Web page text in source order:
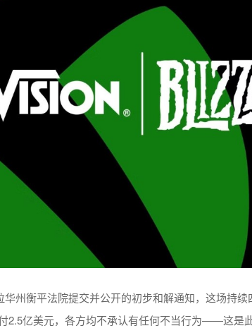
州衡平法院提交并公开的初步和解通知，这场持
2.5亿美元，各方均不承认有任何不当行为——这是